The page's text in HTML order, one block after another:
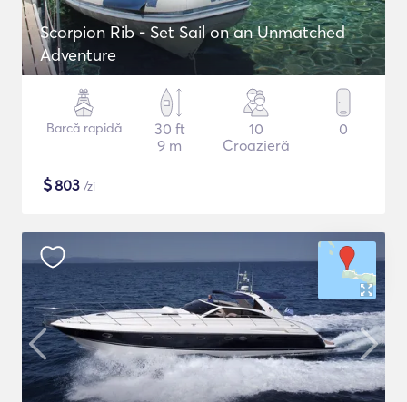
Scorpion Rib - Set Sail on an Unmatched
Adventure
Barcă rapidă
30 ft
9 m
10
Croazieră
0
$803 /zi